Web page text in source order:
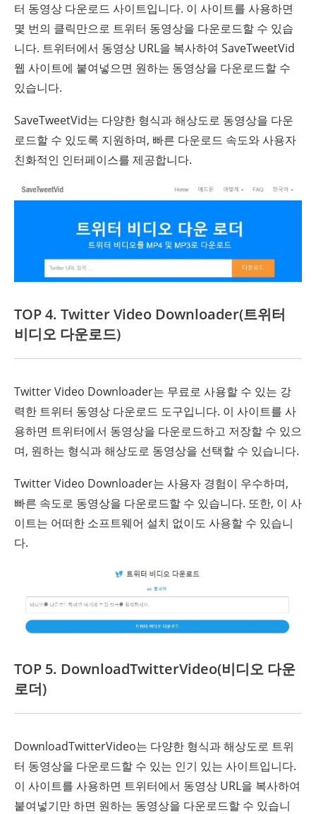
터 동영상 다운로드 사이트입니다. 이 사이트를 사용하면
몇 번의 클릭만으로 트위터 동영상을 다운로드할 수 있습
니다. 트위터에서 동영상 URL을 복사하여 SaveTweetVid
웹 사이트에 붙여넣으면 원하는 동영상을 다운로드할 수
있습니다.
SaveTweetVid는 다양한 형식과 해상도로 동영상을 다운
로드할 수 있도록 지원하며, 빠른 다운로드 속도와 사용자
친화적인 인터페이스를 제공합니다.
TOP 4. Twitter Video Downloader(트위터
비디오 다운로드)
Twitter Video Downloader는 무료로 사용할 수 있는 강
력한 트위터 동영상 다운로드 도구입니다. 이 사이트를 사
용하면 트위터에서 동영상을 다운로드하고 저장할 수 있으
며, 원하는 형식과 해상도로 동영상을 선택할 수 있습니다.
Twitter Video Downloader는 사용자 경험이 우수하며,
빠른 속도로 동영상을 다운로드할 수 있습니다. 또한, 이 사
이트는 어떠한 소프트웨어 설치 없이도 사용할 수 있습니
다.
TOP 5. DownloadTwitterVideo(비디오 다운
로더)
DownloadTwitterVideo는 다양한 형식과 해상도로 트위
터 동영상을 다운로드할 수 있는 인기 있는 사이트입니다.
이 사이트를 사용하면 트위터에서 동영상 URL을 복사하여
붙여넣기만 하면 원하는 동영상을 다운로드할 수 있습니